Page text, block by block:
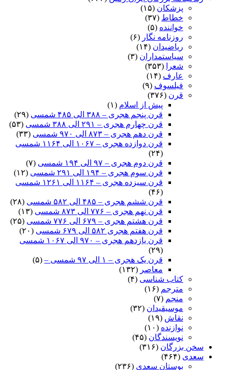
پزشکان (۱۵)
خطاط (۳۷)
خواننده (۵)
روزنامه نگار (۶)
ریاضیدان (۱۴)
سیاستمداران (۳)
شعرا
(۳۵۳)
عارف (۱۴)
فیلسوف (۹)
قرن (۳۷۶)
پیش از اسلام (۱)
قرن پنجم هجری – ۳۸۸ الی ۴۸۵ شمسی
(۲۹)
قرن چهارم هجری – ۲۹۱ الی ۳۸۸ شمسی
(۵۳)
قرن دهم هجری – ۸۷۳ الی ۹۷۰ شمسی
(۳۳)
قرن دوازده هجری – ۱۰۶۷ الی ۱۱۶۴ شمسی
(۲۴)
قرن دوم هجری – ۹۷ الی ۱۹۴ شمسی
(۷)
قرن سوم هجری – ۱۹۴ الی ۲۹۱ شمسی
(۱۲)
قرن سیزده هجری – ۱۱۶۴ الی ۱۲۶۱ شمسی
(۴۶)
قرن ششم هجری – ۴۸۵ الی ۵۸۲ شمسی
(۲۸)
قرن نهم هجری – ۷۷۶ الی ۸۷۳ شمسی
(۱۳)
قرن هشتم هجری – ۶۷۹ الی ۷۷۶ شمسی
(۲۵)
قرن هفتم هجری ۵۸۲ الی ۶۷۹ شمسی
(۲۰)
قرن یازدهم هجری – ۹۷۰ الی ۱۰۶۷ شمسی
(۲۹)
قرن یک هجری – ۱ الی ۹۷ شمسی –
(۵)
معاصر (۱۳۲)
کتاب شناسی (۴)
مترجم (۱۶)
منجم (۷)
موسیقیدان (۳۲)
نقاش (۱۹)
نوازنده (۱۰)
نویسندگان (۴۵)
سخن بزرگان (۳۱۶)
سعدی (۴۶۴)
بوستان سعدی (۲۳۶)